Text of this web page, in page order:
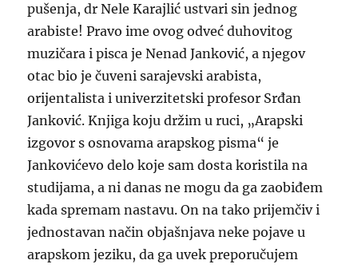
pušenja, dr Nele Karajlić ustvari sin jednog
arabiste! Pravo ime ovog odveć duhovitog
muzičara i pisca je Nenad Janković, a njegov
otac bio je čuveni sarajevski arabista,
orijentalista i univerzitetski profesor Srđan
Janković. Knjiga koju držim u ruci, „Arapski
izgovor s osnovama arapskog pisma“ je
Jankovićevo delo koje sam dosta koristila na
studijama, a ni danas ne mogu da ga zaobiđem
kada spremam nastavu. On na tako prijemčiv i
jednostavan način objašnjava neke pojave u
arapskom jeziku, da ga uvek preporučujem